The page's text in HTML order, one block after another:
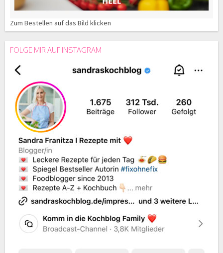
Zum Bestellen auf das Bild klicken
FOLGE MIR AUF INSTAGRAM